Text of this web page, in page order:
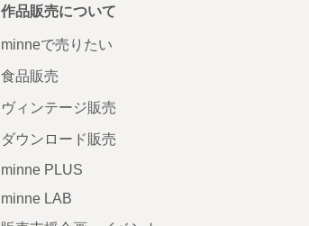
作品販売について
minneで売りたい
食品販売
ヴィンテージ販売
ダウンロード販売
minne PLUS
minne LAB